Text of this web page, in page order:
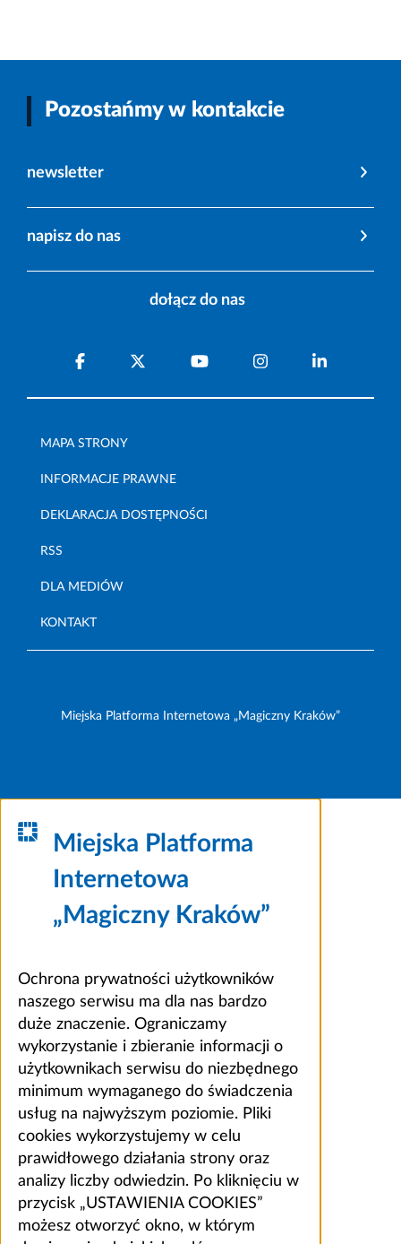
Pozostańmy w kontakcie
newsletter
napisz do nas
dołącz do nas
MAPA STRONY
INFORMACJE PRAWNE
DEKLARACJA DOSTĘPNOŚCI
RSS
DLA MEDIÓW
KONTAKT
Miejska Platforma Internetowa „Magiczny Kraków”
Miejska Platforma
Internetowa
„Magiczny Kraków”
Ochrona prywatności użytkowników
naszego serwisu ma dla nas bardzo
duże znaczenie. Ograniczamy
wykorzystanie i zbieranie informacji o
użytkownikach serwisu do niezbędnego
minimum wymaganego do świadczenia
usług na najwyższym poziomie. Pliki
cookies wykorzystujemy w celu
prawidłowego działania strony oraz
analizy liczby odwiedzin. Po kliknięciu w
przycisk „USTAWIENIA COOKIES”
możesz otworzyć okno, w którym